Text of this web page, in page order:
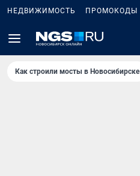
НЕДВИЖИМОСТЬ ПРОМОКОДЫ
Как строили мосты в Новосибирске